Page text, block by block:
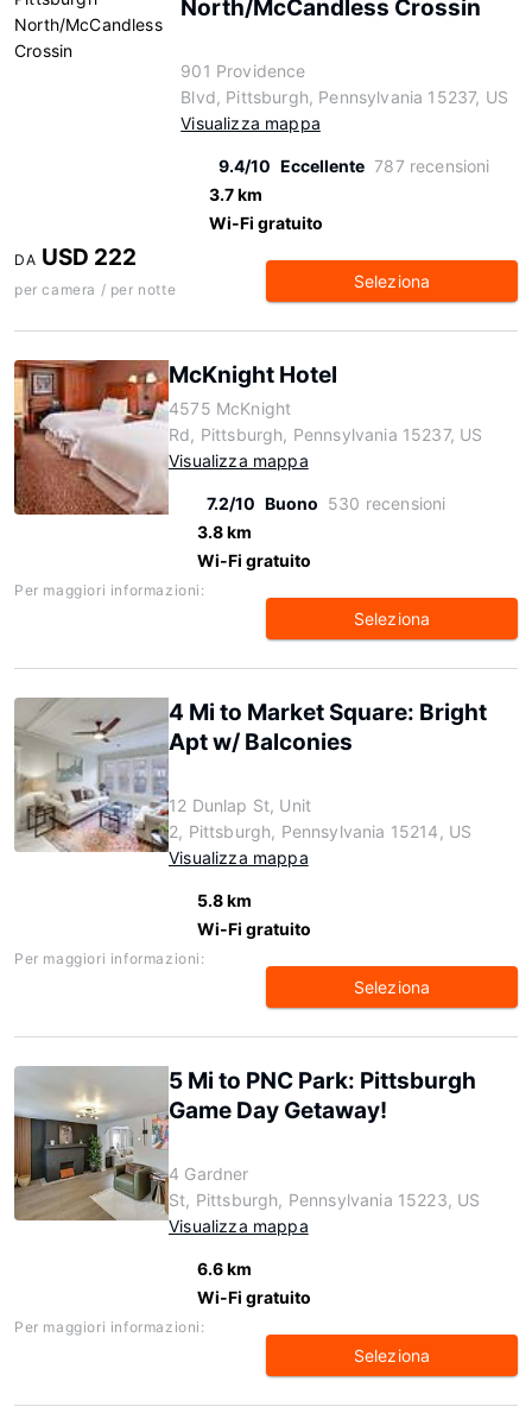
North/McCandless Crossin
901 Providence
Blvd, Pittsburgh, Pennsylvania 15237, US
Visualizza mappa
9.4/10 Eccellente 787 recensioni
3.7 km
Wi-Fi gratuito
DA USD 222
per camera / per notte Seleziona
McKnight Hotel
4575 McKnight
Rd, Pittsburgh, Pennsylvania 15237, US
Visualizza mappa
7.2/10 Buono 530 recensioni
3.8 km
Wi-Fi gratuito
Per maggiori informazioni:
Seleziona
4 Mi to Market Square: Bright
Apt w/ Balconies
12 Dunlap St, Unit
2, Pittsburgh, Pennsylvania 15214, US
Visualizza mappa
5.8 km
Wi-Fi gratuito
Per maggiori informazioni:
Seleziona
5 Mi to PNC Park: Pittsburgh
Game Day Getaway!
4 Gardner
St, Pittsburgh, Pennsylvania 15223, US
Visualizza mappa
6.6 km
Wi-Fi gratuito
Per maggiori informazioni:
Seleziona